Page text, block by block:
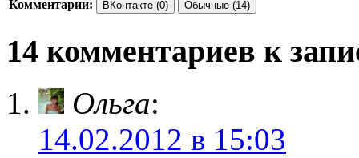
Комментарии: ВКонтакте (0) Обычные (14)
14 комментариев к
Ольга:
14.02.2012 в 15:03